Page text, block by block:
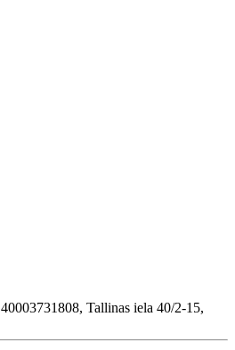
Tallinas iela 40/2-15,